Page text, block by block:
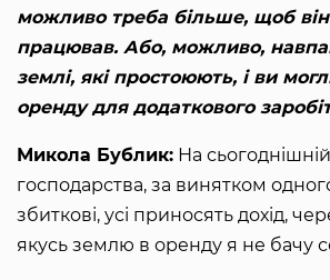
можливо треба більше, щоб
працював. Або, можливо,
землі, які простоюють, і ви
оренду для додаткового
Микола Бублик: На
господарства, за винятком
збиткові, усі приносять дохід,
якусь землю в оренду я не бачу